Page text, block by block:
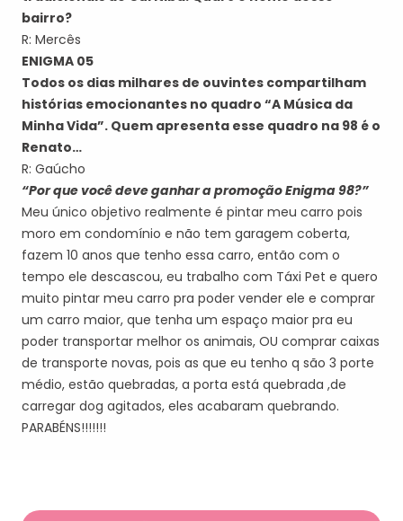
bairro?
R: Mercês
ENIGMA 05
Todos os dias milhares de ouvintes compartilham
histórias emocionantes no quadro “A Música da
Minha Vida”. Quem apresenta esse quadro na 98 é o
Renato…
R: Gaúcho
“Por que você deve ganhar a promoção Enigma 98?”
Meu único objetivo realmente é pintar meu carro pois
moro em condomínio e não tem garagem coberta,
fazem 10 anos que tenho essa carro, então com o
tempo ele descascou, eu trabalho com Táxi Pet e quero
muito pintar meu carro pra poder vender ele e comprar
um carro maior, que tenha um espaço maior pra eu
poder transportar melhor os animais, OU comprar caixas
de transporte novas, pois as que eu tenho q são 3 porte
médio, estão quebradas, a porta está quebrada ,de
carregar dog agitados, eles acabaram quebrando.
PARABÉNS!!!!!!!